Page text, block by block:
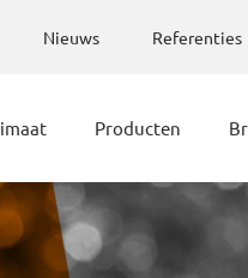
Nieuws Referenties
Producten